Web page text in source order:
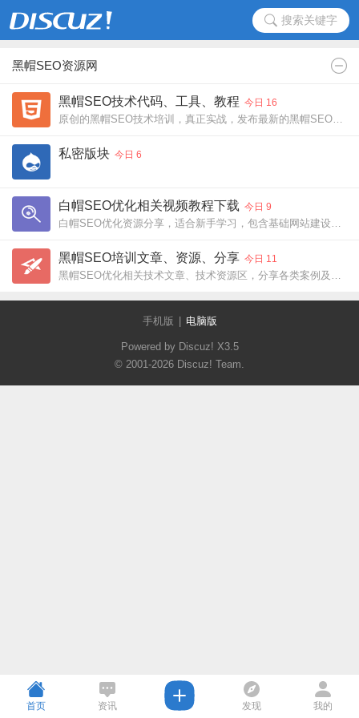
搜索关键字
黑帽SEO资源网
黑帽SEO技术代码、工具、教程 今日 16
原创的黑帽SEO技术培训，真正实战，发布最新的黑帽SEO教程、工具、资源！
私密版块 今日 6
白帽SEO优化相关视频教程下载 今日 9
白帽SEO优化资源分享，适合新手学习，包含基础网站建设、搭建、SEO教程！
黑帽SEO培训文章、资源、分享 今日 11
黑帽SEO优化相关技术文章、技术资源区，分享各类案例及做法、资源、教程！
手机版 电脑版
Powered by Discuz! X3.5
© 2001-2026 Discuz! Team.
首页 资讯 发现 我的